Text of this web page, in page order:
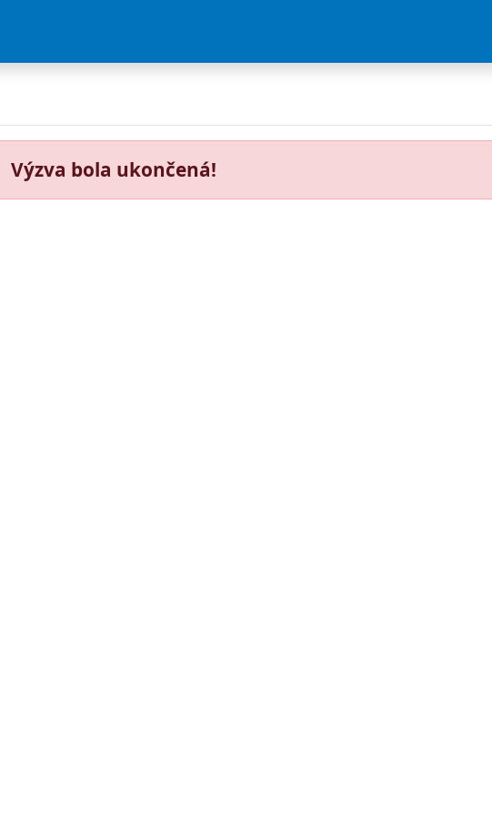
Výzva bola ukončená!